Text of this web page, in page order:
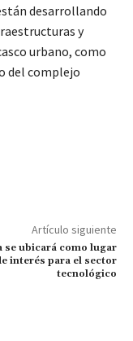
desarrollando
y
urbano, como
del complejo
Artículo siguiente
se ubicará como lugar
interés para el sector
tecnológico